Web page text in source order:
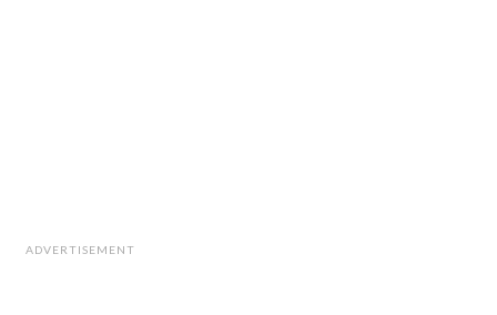
ADVERTISEMENT